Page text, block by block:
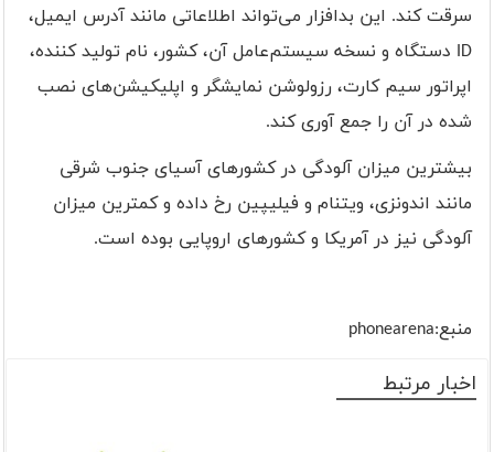
سرقت کند. این بدافزار می‌تواند اطلاعاتی مانند آدرس ایمیل،‌
ID دستگاه و نسخه سیستم‌عامل آن، کشور، نام تولید کننده،
اپراتور سیم کارت، رزولوشن نمایشگر و اپلیکیشن‌های نصب
شده در آن را جمع آوری کند.
بیشترین میزان آلودگی در کشورهای آسیای جنوب شرقی
مانند اندونزی، ویتنام و فیلیپین رخ داده و کمترین میزان
آلودگی نیز در آمریکا و کشورهای اروپایی بوده است.
منبع:phonearena
اخبار مرتبط